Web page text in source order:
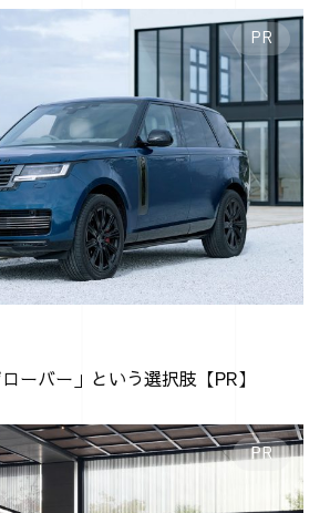
ーバー」という選択肢【PR】